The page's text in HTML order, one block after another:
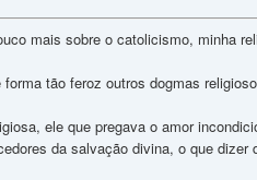
mais sobre o catolicismo, minha
tão feroz outros dogmas
ele que pregava o amor
da salvação divina, o que